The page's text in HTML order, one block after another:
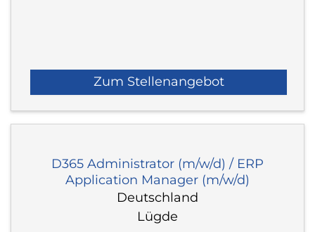
Zum Stellenangebot
D365 Administrator (m/w/d) / ERP
Application Manager (m/w/d)
Deutschland
Lügde